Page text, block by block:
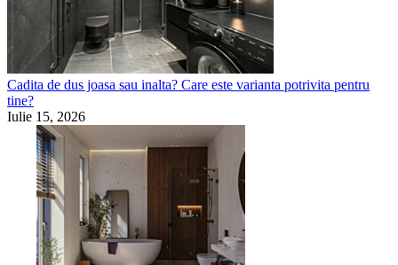
Cadita de dus joasa sau inalta? Care este varianta potrivita pentru
tine?
Iulie 15, 2026